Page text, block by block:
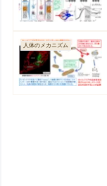
人体のメカニズム